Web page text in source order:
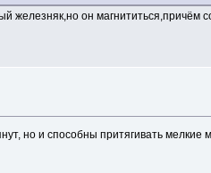
железняк,но он магнититься,причём
но и способны притягивать